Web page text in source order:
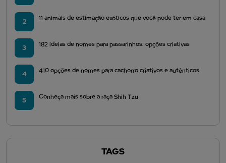
2 11 animais de estimação exóticos que você pode ter em casa
3 182 ideias de nomes para passarinhos: opções criativas
4 410 opções de nomes para cachorro criativos e autênticos
5 Conheça mais sobre a raça Shih Tzu
TAGS